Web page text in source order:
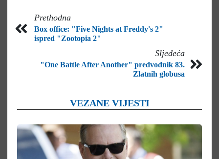
Prethodna
Box office: "Five Nights at Freddy's 2"
ispred "Zootopia 2"
Sljedeća
"One Battle After Another" predvodnik 83.
Zlatnih globusa
VEZANE VIJESTI